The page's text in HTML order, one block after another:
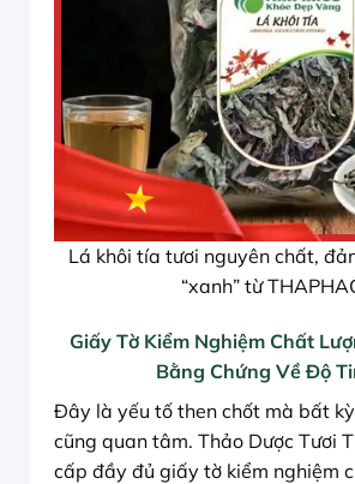
Lá khôi tía tươi nguyên chất,
“xanh” từ
Giấy Tờ Kiểm Nghiệm Chất
Bằng Chứng Về Độ
Đây là yếu tố then chốt mà bất
cũng quan tâm. Thảo Dược Tươi
cấp đầy đủ giấy tờ kiểm nghiệm